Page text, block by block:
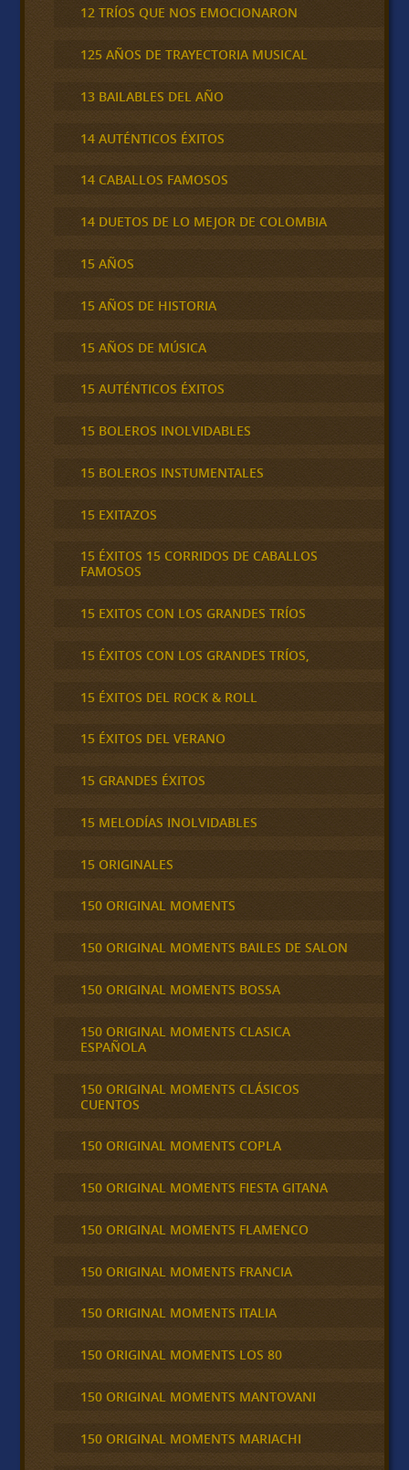
12 TRÍOS QUE NOS EMOCIONARON
125 AÑOS DE TRAYECTORIA MUSICAL
13 BAILABLES DEL AÑO
14 AUTÉNTICOS ÉXITOS
14 CABALLOS FAMOSOS
14 DUETOS DE LO MEJOR DE COLOMBIA
15 AÑOS
15 AÑOS DE HISTORIA
15 AÑOS DE MÚSICA
15 AUTÉNTICOS ÉXITOS
15 BOLEROS INOLVIDABLES
15 BOLEROS INSTUMENTALES
15 EXITAZOS
15 ÉXITOS 15 CORRIDOS DE CABALLOS
FAMOSOS
15 EXITOS CON LOS GRANDES TRÍOS
15 ÉXITOS CON LOS GRANDES TRÍOS,
15 ÉXITOS DEL ROCK & ROLL
15 ÉXITOS DEL VERANO
15 GRANDES ÉXITOS
15 MELODÍAS INOLVIDABLES
15 ORIGINALES
150 ORIGINAL MOMENTS
150 ORIGINAL MOMENTS BAILES DE SALON
150 ORIGINAL MOMENTS BOSSA
150 ORIGINAL MOMENTS CLASICA
ESPAÑOLA
150 ORIGINAL MOMENTS CLÁSICOS
CUENTOS
150 ORIGINAL MOMENTS COPLA
150 ORIGINAL MOMENTS FIESTA GITANA
150 ORIGINAL MOMENTS FLAMENCO
150 ORIGINAL MOMENTS FRANCIA
150 ORIGINAL MOMENTS ITALIA
150 ORIGINAL MOMENTS LOS 80
150 ORIGINAL MOMENTS MANTOVANI
150 ORIGINAL MOMENTS MARIACHI